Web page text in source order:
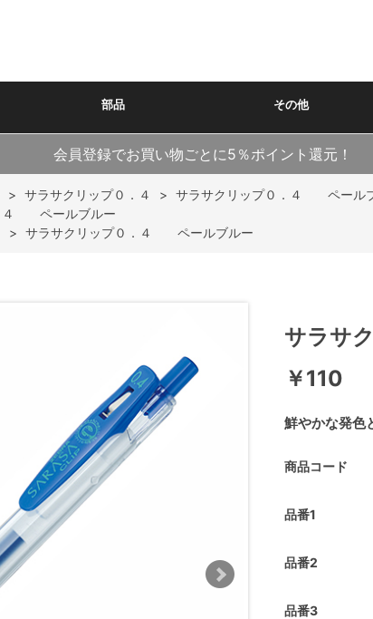
部品 その他
会員登録でお買い物ごとに5％ポイント還元！
> サラサクリップ０．４ > サラサクリップ０．４ ペール
４ ペールブルー
> サラサクリップ０．４ ペールブルー
鮮やかな発色
サラサ
￥110
商品コード
品番1
品番2
品番3